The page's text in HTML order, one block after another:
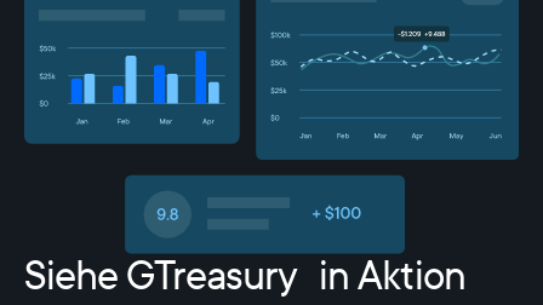
Siehe GTreasury in Aktion